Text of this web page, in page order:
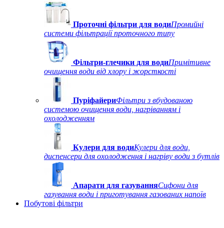
Проточні фільтри для водиПромийні
системи фільтрації проточного типу
Фільтри-глечики для водиПримітивне
очищення води від хлору і жорсткості
ПуріфайериФільтри з вбудованою
системою очищення води, нагріванням і
охолодженням
Кулери для водиКулери для води,
диспенсери для охолодження і нагріву води з бутлів
Апарати для газуванняСифони для
газування води і приготування газованих напоїв
Побутові фільтри